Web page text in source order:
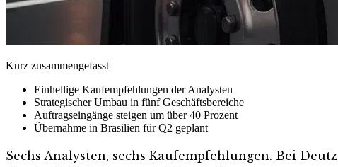
Kurz zusammengefasst
Einhellige Kaufempfehlungen der Analysten
Strategischer Umbau in fünf Geschäftsbereiche
Auftragseingänge steigen um über 40 Prozent
Übernahme in Brasilien für Q2 geplant
Sechs Analysten, sechs Kaufempfehlungen. Bei